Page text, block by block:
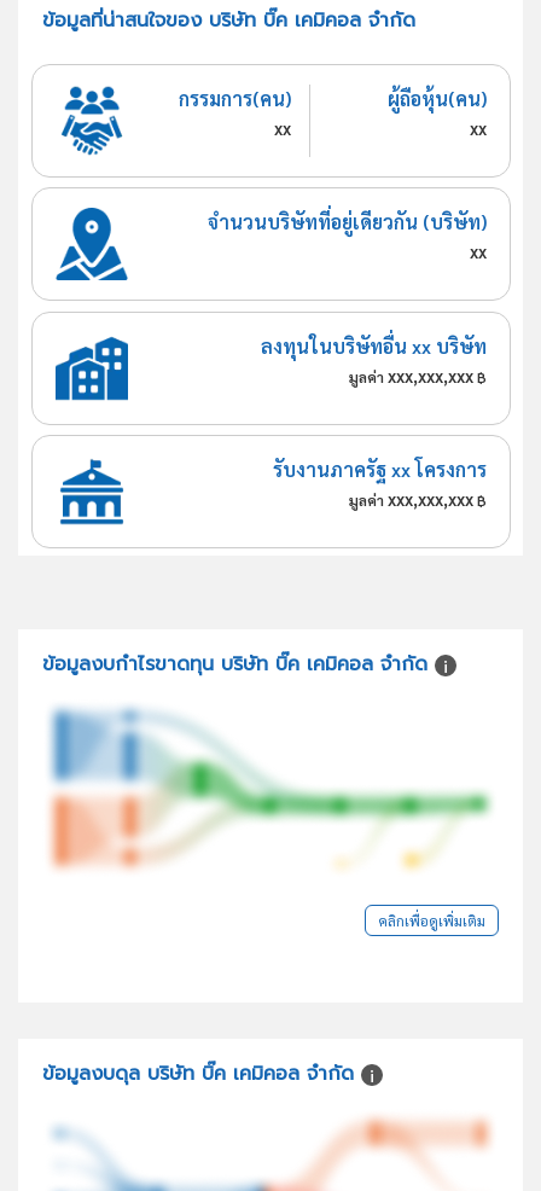
ข้อมูลที่น่าสนใจของ บริษัท บิ๊ค เคมิคอล จำกัด
กรรมการ(คน)
xx
ผู้ถือหุ้น(คน)
xx
จำนวนบริษัทที่อยู่เดียวกัน (บริษัท)
xx
ลงทุนในบริษัทอื่น xx บริษัท
มูลค่า xxx,xxx,xxx ฿
รับงานภาครัฐ xx โครงการ
มูลค่า xxx,xxx,xxx ฿
ข้อมูลงบกำไรขาดทุน บริษัท บิ๊ค เคมิคอล จำกัด
คลิกเพื่อดูเพิ่มเติม
ข้อมูลงบดุล บริษัท บิ๊ค เคมิคอล จำกัด